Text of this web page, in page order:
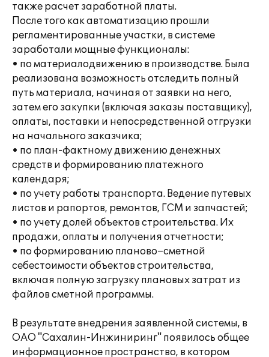
также расчет заработной платы.
После того как автоматизацию прошли
регламентированные участки, в системе
заработали мощные функционалы:
• по материалодвижению в производстве. Была
реализована возможность отследить полный
путь материала, начиная от заявки на него,
затем его закупки (включая заказы поставщику),
оплаты, поставки и непосредственной отгрузки
на начального заказчика;
• по план-фактному движению денежных
средств и формированию платежного
календаря;
• по учету работы транспорта. Ведение путевых
листов и рапортов, ремонтов, ГСМ и запчастей;
• по учету долей объектов строительства. Их
продажи, оплаты и получения отчетности;
• по формированию планово–сметной
себестоимости объектов строительства,
включая полную загрузку плановых затрат из
файлов сметной программы.
В результате внедрения заявленной системы, в
ОАО "Сахалин-Инжиниринг" появилось общее
информационное пространство, в котором